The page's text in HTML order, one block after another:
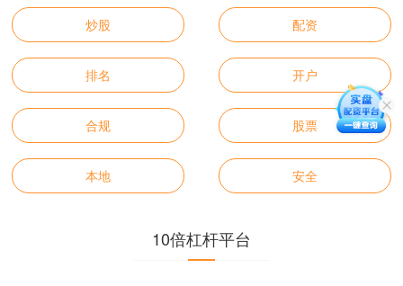
炒股 配资
排名 开户
合规 股票
本地 安全
10倍杠杆平台